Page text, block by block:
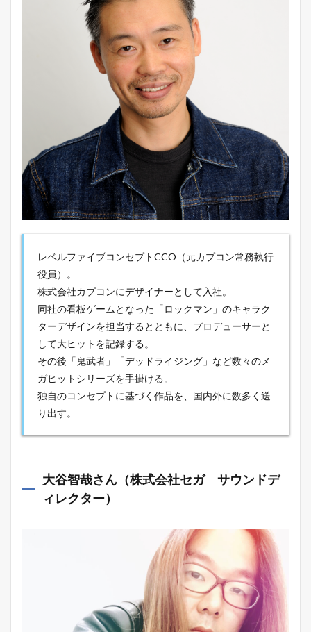
レベルファイブコンセプトCCO（元カプコン常務執行
役員）。
株式会社カプコンにデザイナーとして入社。
同社の看板ゲームとなった「ロックマン」のキャラク
ターデザインを担当するとともに、プロデューサーと
して大ヒットを記録する。
その後「鬼武者」「デッドライジング」など数々のメ
ガヒットシリーズを手掛ける。
独自のコンセプトに基づく作品を、国内外に数多く送
り出す。
大谷智哉さん（株式会社セガ サウンドデ
ィレクター）